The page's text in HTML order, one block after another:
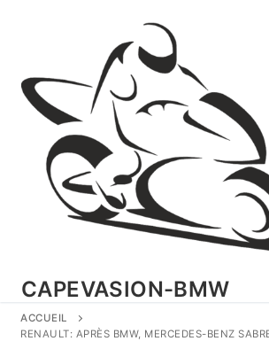
CAPEVASION-BMW
ACCUEIL
RENAULT: APRÈS BMW, MERCEDES-BENZ